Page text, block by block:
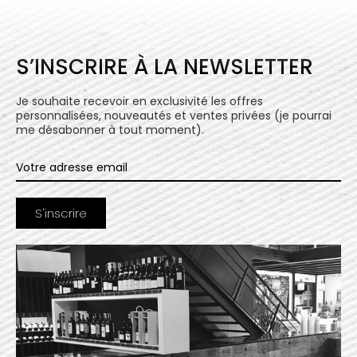
S’INSCRIRE À LA NEWSLETTER
Je souhaite recevoir en exclusivité les offres
personnalisées, nouveautés et ventes privées (je pourrai
me désabonner à tout moment).